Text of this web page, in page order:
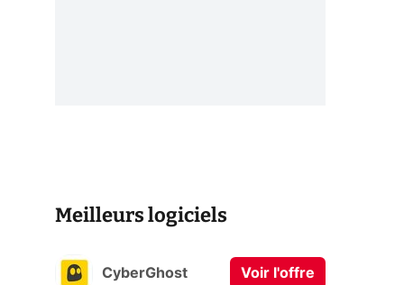
Meilleurs logiciels
CyberGhost Voir l'offre